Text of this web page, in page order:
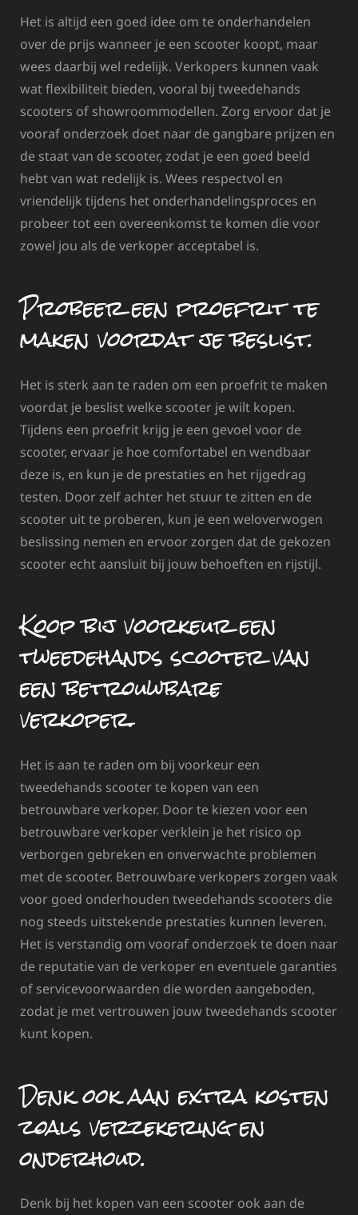
Het is altijd een goed idee om te onderhandelen
over de prijs wanneer je een scooter koopt, maar
wees daarbij wel redelijk. Verkopers kunnen vaak
wat flexibiliteit bieden, vooral bij tweedehands
scooters of showroommodellen. Zorg ervoor dat je
vooraf onderzoek doet naar de gangbare prijzen en
de staat van de scooter, zodat je een goed beeld
hebt van wat redelijk is. Wees respectvol en
vriendelijk tijdens het onderhandelingsproces en
probeer tot een overeenkomst te komen die voor
zowel jou als de verkoper acceptabel is.
Probeer een proefrit te
maken voordat je beslist.
Het is sterk aan te raden om een proefrit te maken
voordat je beslist welke scooter je wilt kopen.
Tijdens een proefrit krijg je een gevoel voor de
scooter, ervaar je hoe comfortabel en wendbaar
deze is, en kun je de prestaties en het rijgedrag
testen. Door zelf achter het stuur te zitten en de
scooter uit te proberen, kun je een weloverwogen
beslissing nemen en ervoor zorgen dat de gekozen
scooter echt aansluit bij jouw behoeften en rijstijl.
Koop bij voorkeur een
tweedehands scooter van
een betrouwbare
verkoper.
Het is aan te raden om bij voorkeur een
tweedehands scooter te kopen van een
betrouwbare verkoper. Door te kiezen voor een
betrouwbare verkoper verklein je het risico op
verborgen gebreken en onverwachte problemen
met de scooter. Betrouwbare verkopers zorgen vaak
voor goed onderhouden tweedehands scooters die
nog steeds uitstekende prestaties kunnen leveren.
Het is verstandig om vooraf onderzoek te doen naar
de reputatie van de verkoper en eventuele garanties
of servicevoorwaarden die worden aangeboden,
zodat je met vertrouwen jouw tweedehands scooter
kunt kopen.
Denk ook aan extra kosten
zoals verzekering en
onderhoud.
Denk bij het kopen van een scooter ook aan de